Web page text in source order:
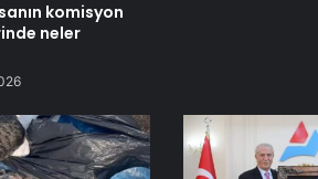
komisyon
neler